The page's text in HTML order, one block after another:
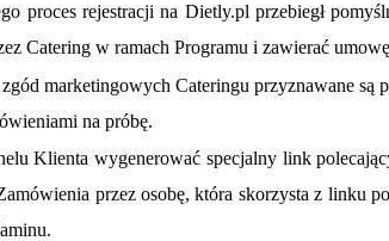
proces rejestracji na Dietly.pl przebiegł
Catering w ramach Programu i zawierać
marketingowych Cateringu przyznawane są
na próbę.
Klienta wygenerować specjalny link
przez osobę, która skorzysta z linku